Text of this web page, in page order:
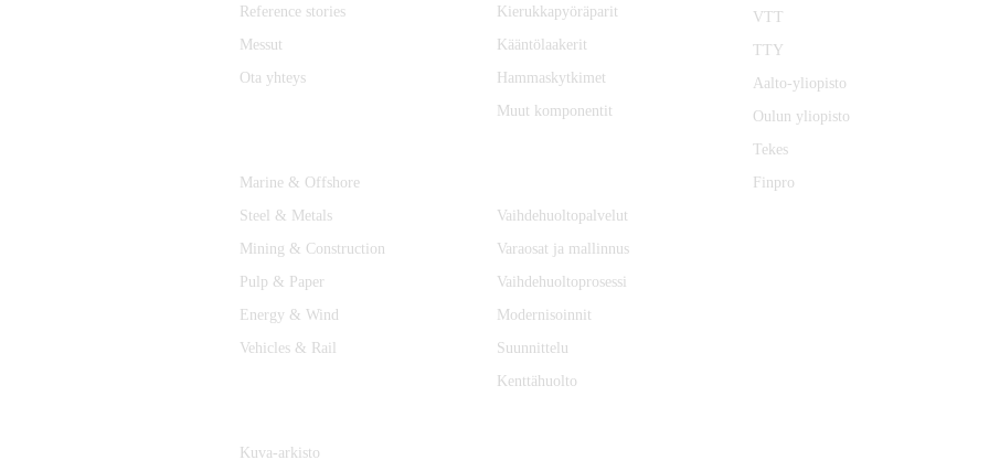
Reference stories
Messut
Ota yhteys
Marine & Offshore
Steel & Metals
Mining & Construction
Pulp & Paper
Energy & Wind
Vehicles & Rail
Kuva-arkisto
Kierukkapyöräparit
Kääntölaakerit
Hammaskytkimet
Muut komponentit
Vaihdehuoltopalvelut
Varaosat ja mallinnus
Vaihdehuoltoprosessi
Modernisoinnit
Suunnittelu
Kenttähuolto
VTT
TTY
Aalto-yliopisto
Oulun yliopisto
Tekes
Finpro